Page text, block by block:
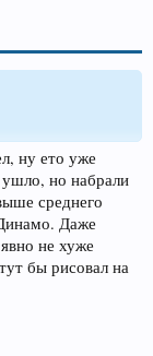
ну ето уже
но набрали
среднего
Даже
не хуже
бы рисовал на